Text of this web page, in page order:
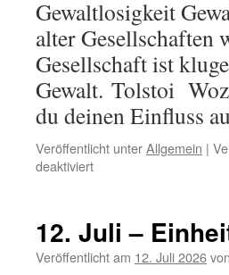
Gewaltlosigkeit
alter Gesellschaften
Gesellschaft ist
Gewalt. Tolstoi
du deinen Einfluss
Veröffentlicht unterAllgemein |
deaktiviertfür
Gewaltlosigkeit
12. Juli –
Veröffentlicht am 12. Juli 2026von